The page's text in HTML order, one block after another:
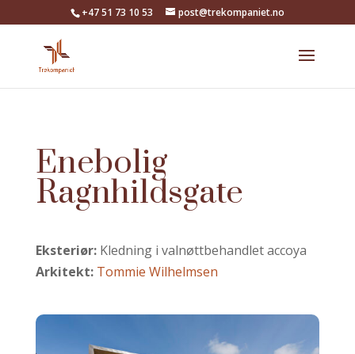
+47 51 73 10 53 post@trekompaniet.no
Enebolig
Ragnhildsgate
Eksteriør: Kledning i valnøttbehandlet accoya
Arkitekt: Tommie Wilhelmsen